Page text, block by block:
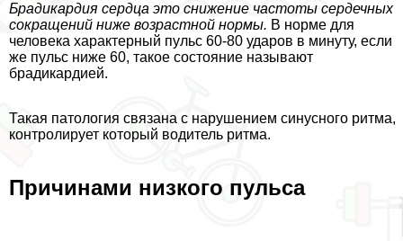
Брадикардия сердца это снижение частоты сердечных
сокращений ниже возрастной нормы. В норме для
человека хаpaктерный пульс 60-80 ударов в минуту, если
же пульс ниже 60, такое состояние называют
брадикардией.
Такая патология связана с нарушением синусного ритма,
контролирует который водитель ритма.
Причинами низкого пульса